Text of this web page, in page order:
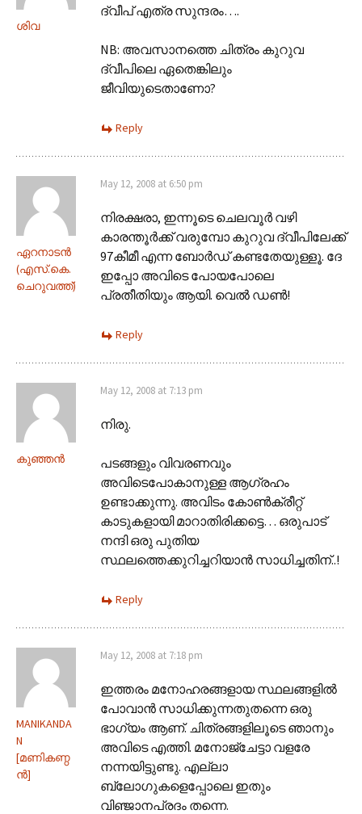
ശിവ
ദ്വീപ് എത്ര സുന്ദരം….
NB: അവസാനത്തെ ചിത്രം കുറുവ
ദ്വീപിലെ ഏതെങ്കിലും
ജീവിയുടെതാണോ?
Reply
ഏറനാടന്‍
(എസ്‌.കെ.
ചെറുവത്ത്‌)
May 12, 2008 at 6:50 pm
നിരക്ഷരാ, ഇന്നൂടെ ചെലവൂര്‍ വഴി
കാരന്തൂര്‍ക്ക് വരുമ്പോ കുറുവ ദ്വീപിലേക്ക്
97കീമീ എന്ന ബോര്‍ഡ് കണ്ടതേയുള്ളൂ. ദേ
ഇപ്പോ അവിടെ പോയപോലെ
പ്രതീതിയും ആയി. വെല്‍ ഡണ്‍!
Reply
കുഞ്ഞന്‍
May 12, 2008 at 7:13 pm
നിരു.
പടങ്ങളും വിവരണവും
അവിടെപോകാനുള്ള ആഗ്രഹം
ഉണ്ടാക്കുന്നു. അവിടം കോണ്‍ക്രീറ്റ്
കാടുകളായി മാറാതിരിക്കട്ടെ… ഒരുപാട്
നന്ദി ഒരു പുതിയ
സ്ഥലത്തെക്കുറിച്ചറിയാന്‍ സാധിച്ചതിന്..!
Reply
MANIKANDA
N
[മണികണ്ഠ
ന്‍]
May 12, 2008 at 7:18 pm
ഇത്തരം മനോഹരങ്ങളായ സ്ഥലങ്ങളില്‍‌
പോവാന്‍‌ സാധിക്കുന്നതുതന്നെ ഒരു
ഭാഗ്യം ആണ്. ചിത്രങ്ങളിലൂടെ ഞാനും
അവിടെ എത്തി. മനോജ്‌ചേട്ടാ വളരേ
നന്നയിട്ടുണ്ടു. എല്ലാ
ബ്ലോഗുകളെപ്പോലെ ഇതും
വിഞ്ജാനപ്രദം തന്നെ.